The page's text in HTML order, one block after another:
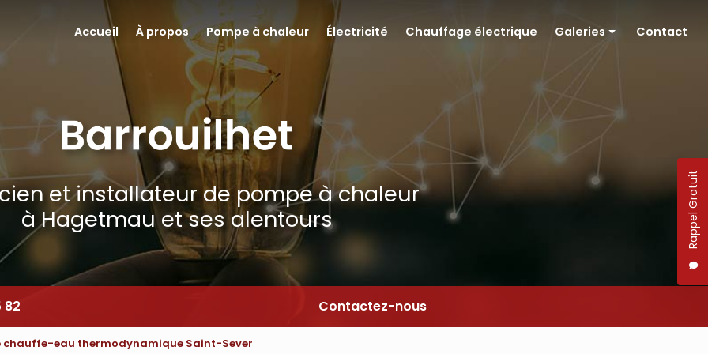
Rappel Gratuit
Accueil À propos Pompe à chaleur Électricité Chauffage électrique Galeries Contact
et installateur de pompe à chaleur
à Hagetmau et ses alentours
82 Contactez-nous
chauffe-eau thermodynamique Saint-Sever